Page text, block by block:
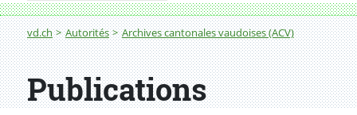
Fil d'Ariane
vd.ch Autorités Archives cantonales vaudoises (ACV)
Publications
Publications